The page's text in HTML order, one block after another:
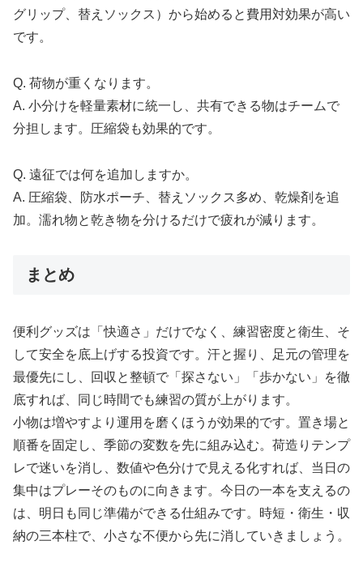
グリップ、替えソックス）から始めると費用対効果が高い
です。
Q. 荷物が重くなります。
A. 小分けを軽量素材に統一し、共有できる物はチームで
分担します。圧縮袋も効果的です。
Q. 遠征では何を追加しますか。
A. 圧縮袋、防水ポーチ、替えソックス多め、乾燥剤を追
加。濡れ物と乾き物を分けるだけで疲れが減ります。
まとめ
便利グッズは「快適さ」だけでなく、練習密度と衛生、そ
して安全を底上げする投資です。汗と握り、足元の管理を
最優先にし、回収と整頓で「探さない」「歩かない」を徹
底すれば、同じ時間でも練習の質が上がります。
小物は増やすより運用を磨くほうが効果的です。置き場と
順番を固定し、季節の変数を先に組み込む。荷造りテンプ
レで迷いを消し、数値や色分けで見える化すれば、当日の
集中はプレーそのものに向きます。今日の一本を支えるの
は、明日も同じ準備ができる仕組みです。時短・衛生・収
納の三本柱で、小さな不便から先に消していきましょう。